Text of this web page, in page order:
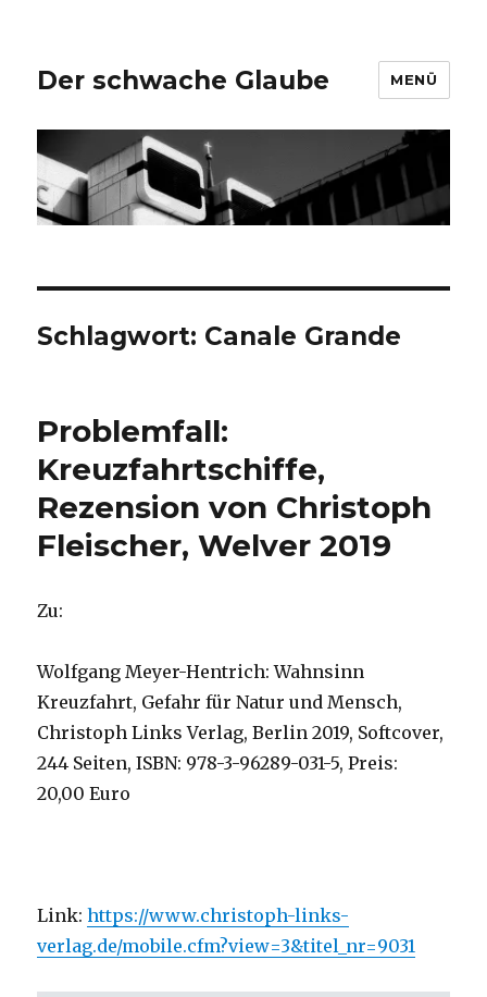
Der schwache Glaube MENÜ
Schlagwort: Canale Grande
Problemfall:
Kreuzfahrtschiffe,
Rezension von Christoph
Fleischer, Welver 2019
Zu:
Wolfgang Meyer-Hentrich: Wahnsinn
Kreuzfahrt, Gefahr für Natur und Mensch,
Christoph Links Verlag, Berlin 2019, Softcover,
244 Seiten, ISBN: 978-3-96289-031-5, Preis:
20,00 Euro
Link:https://www.christoph-links-
verlag.de/mobile.cfm?view=3&titel_nr=9031